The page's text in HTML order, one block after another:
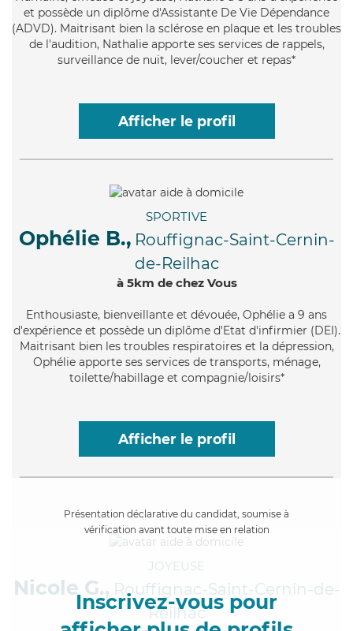
et possède un diplôme d'Assistante De Vie Dépendance
(ADVD). Maitrisant bien la sclérose en plaque et les troubles
de l'audition, Nathalie apporte ses services de rappels,
surveillance de nuit, lever/coucher et repas*
Afficher le profil
SPORTIVE
Ophélie B., Rouffignac-Saint-Cernin-
de-Reilhac
à 5km de chez Vous
Enthousiaste, bienveillante et dévouée, Ophélie a 9 ans
d'expérience et possède un diplôme d'Etat d'infirmier (DEI).
Maitrisant bien les troubles respiratoires et la dépression,
Ophélie apporte ses services de transports, ménage,
toilette/habillage et compagnie/loisirs*
Afficher le profil
Présentation déclarative du candidat, soumise à
vérification avant toute mise en relation
Inscrivez-vous pour
JOYEUSE
Nicole G., Rouffignac-Saint-Cernin-de-
Reilhac